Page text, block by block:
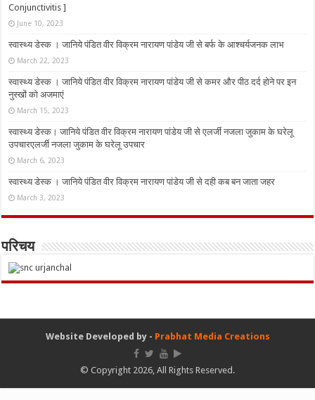
Conjunctivitis ]
June 10, 2023
स्वास्थ्य डेस्क । जानिये पंडित वीर विक्रम नारायण पांडेय जी से बर्फ के आश्चर्यजनक लाभ
March 22, 2023
स्वास्थ्य डेस्क । जानिये पंडित वीर विक्रम नारायण पांडेय जी से कमर और पीठ दर्द होने पर इन
नुस्‍खों को अजमाएं
March 15, 2023
स्वास्थ्य डेस्क। जानिये पंडित वीर विक्रम नारायण पांडेय जी से एलर्जी नजला जुकाम के घरेलू
उपचारएलर्जी नजला जुकाम के घरेलू उपचार
March 6, 2023
स्वास्थ्य डेस्क । जानिये पंडित वीर विक्रम नारायण पांडेय जी से दही कब बन जाता जहर
March 3, 2023
परिचय
Website Developed by - Prabhat Media Creations
© Copyright 2026, All Rights Reserved.